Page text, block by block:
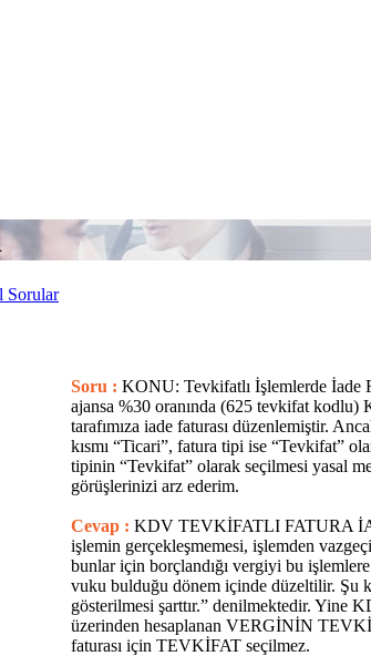
Sorular
Soru : KONU: Tevkifatlı İşlemlerde İade
ajansa %30 oranında (625 tevkifat
tarafımıza iade faturası düzenlemiştir.
kısmı “Ticari”, fatura tipi ise “Tevkifat”
tipinin “Tevkifat” olarak seçilmesi yasal
görüşlerinizi arz ederim.
Cevap : KDV TEVKİFATLI FATURA
işlemin gerçekleşmemesi, işlemden
bunlar için borçlandığı vergiyi bu
vuku bulduğu dönem içinde düzeltilir. Şu
gösterilmesi şarttır.” denilmektedir. Yine
üzerinden hesaplanan VERGİNİN
faturası için TEVKİFAT seçilmez.